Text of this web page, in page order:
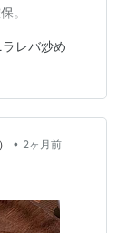
。
ラレバ炒め
• 2ヶ月前